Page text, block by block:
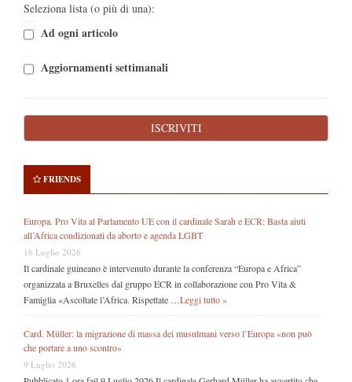
Seleziona lista (o più di una):
Ad ogni articolo
Aggiornamenti settimanali
FRIENDS
Europa. Pro Vita al Parlamento UE con il cardinale Sarah e ECR: Basta aiuti
all’Africa condizionati da aborto e agenda LGBT
16 Luglio 2026
Il cardinale guineano è intervenuto durante la conferenza “Europa e Africa”
organizzata a Bruxelles dal gruppo ECR in collaborazione con Pro Vita &
Famiglia «Ascoltate l’Africa. Rispettate …Leggi tutto »
Card. Müller: la migrazione di massa dei musulmani verso l’Europa «non può
che portare a uno scontro»
9 Luglio 2026